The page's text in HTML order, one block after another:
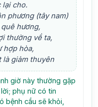
lại cho.
phương (tây nam)
hương,
thường về ta,
hợp hòa,
là giảm thuyên
giờ này thường gặp
phụ nữ có tin
bệnh cầu sẽ khỏi,